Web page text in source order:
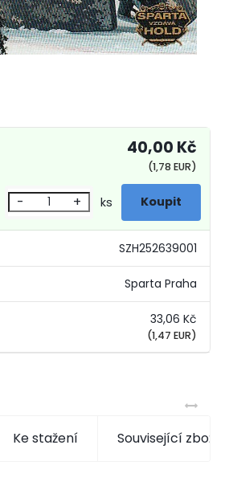
SZH252639001
Sparta Praha
33,06 Kč
(1,47 EUR)
40,00 Kč
(1,78 EUR)
- + ks
Ke stažení Související zboží